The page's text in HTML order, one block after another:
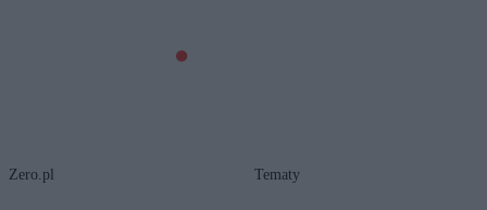
Zero.pl Tematy